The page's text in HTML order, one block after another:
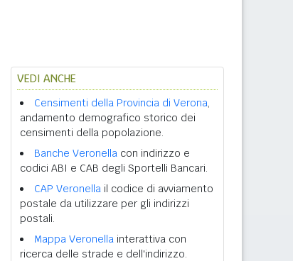
VEDI ANCHE
Censimenti della Provincia di Verona,
andamento demografico storico dei
censimenti della popolazione.
Banche Veronella con indirizzo e
codici ABI e CAB degli Sportelli Bancari.
CAP Veronella il codice di avviamento
postale da utilizzare per gli indirizzi
postali.
Mappa Veronella interattiva con
ricerca delle strade e dell'indirizzo.